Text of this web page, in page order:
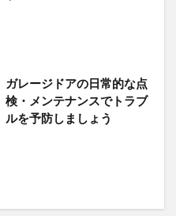
ガレージドアの日常的な点
検・メンテナンスでトラブ
ルを予防しましょう